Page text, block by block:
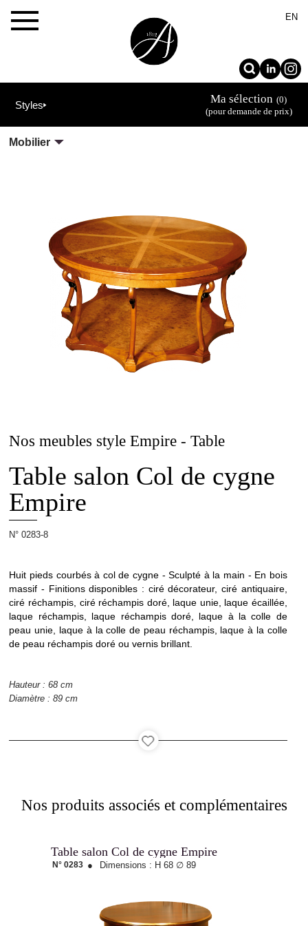
×
Maison
Ébénisterie
Agencement
Recrutement
EN
Styles Ma sélection (0)
(pour demande de prix)
Mobilier
Nos meubles style Empire - Table
Table salon Col de cygne
Empire
N° 0283-8
Huit pieds courbés à col de cygne - Sculpté à la main - En bois
massif - Finitions disponibles : ciré décorateur, ciré antiquaire,
ciré réchampis, ciré réchampis doré, laque unie, laque écaillée,
laque réchampis, laque réchampis doré, laque à la colle de
peau unie, laque à la colle de peau réchampis, laque à la colle
de peau réchampis doré ou vernis brillant.
Hauteur : 68 cm
Diamètre : 89 cm
Nos produits associés et complémentaires
Table salon Col de cygne Empire
N° 0283 ● Dimensions : H 68 ∅ 89